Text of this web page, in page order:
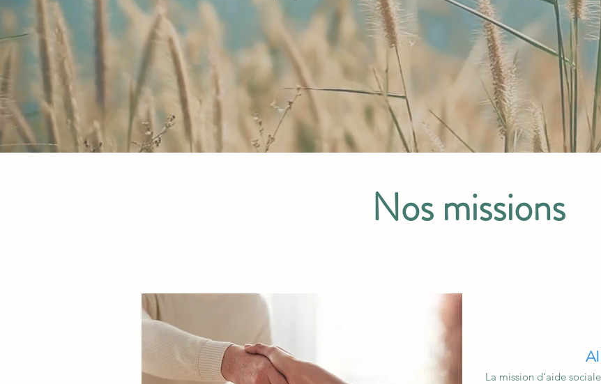
Nos missions
La mission d'aide